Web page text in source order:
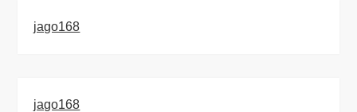
jago168
jago168